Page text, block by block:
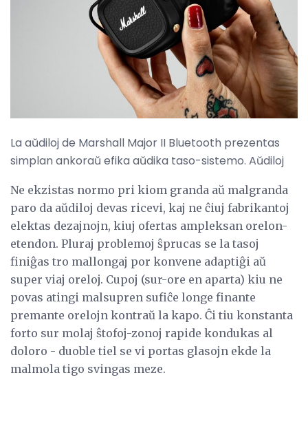
La aŭdiloj de Marshall Major II Bluetooth prezentas
simplan ankoraŭ efika aŭdika taso-sistemo. Aŭdiloj
Ne ekzistas normo pri kiom granda aŭ malgranda
paro da aŭdiloj devas ricevi, kaj ne ĉiuj fabrikantoj
elektas dezajnojn, kiuj ofertas ampleksan orelon-
etendon. Pluraj problemoj ŝprucas se la tasoj
finiĝas tro mallongaj por konvene adaptiĝi aŭ
super viaj oreloj. Cupoj (sur-ore en aparta) kiu ne
povas atingi malsupren sufiĉe longe finante
premante orelojn kontraŭ la kapo. Ĉi tiu konstanta
forto sur molaj ŝtofoj-zonoj rapide kondukas al
doloro - duoble tiel se vi portas glasojn ekde la
malmola tigo svingas meze.